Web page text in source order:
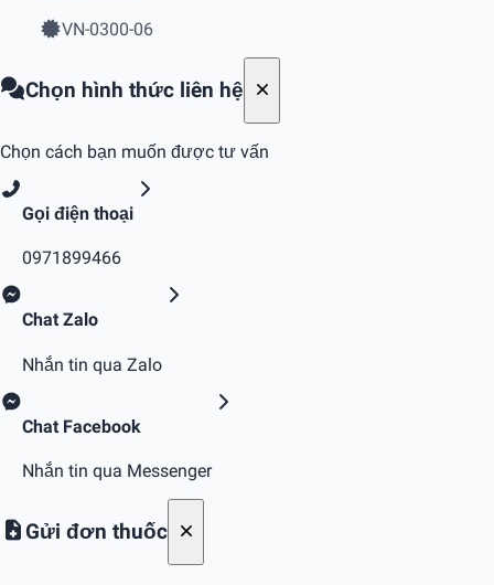
VN-0300-06
Chọn hình thức liên hệ
Chọn cách bạn muốn được tư vấn
Gọi điện thoại
0971899466
Chat Zalo
Nhắn tin qua Zalo
Chat Facebook
Nhắn tin qua Messenger
Gửi đơn thuốc